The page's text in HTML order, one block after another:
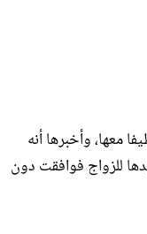
معها، وأخبرها أنه
للزواج فوافقت دون